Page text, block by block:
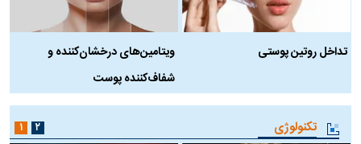
تداخل روتین پوستی
ویتامین‌های درخشان‌کننده و
شفاف‌کننده پوست
تکنولوژی ۱ ۲